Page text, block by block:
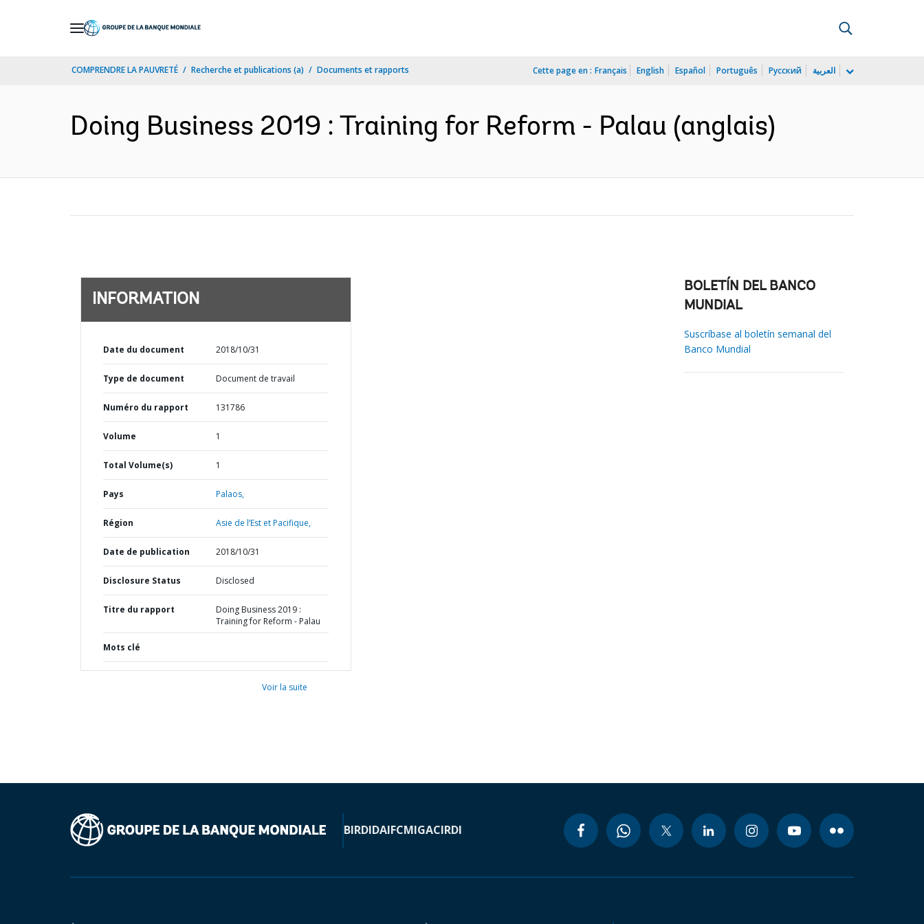
COMPRENDRE LA PAUVRETÉ Recherche et publications (a) Documents et rapports Cette page en : Français English Español Português Русский العربية
Doing Business 2019 : Training for Reform - Palau (anglais)
INFORMATION
Date du document 2018/10/31
Type de document Document de travail
Numéro du rapport 131786
Volume 1
Total Volume(s) 1
Pays Palaos,
Région Asie de l’Est et Pacifique,
Date de publication 2018/10/31
Disclosure Status Disclosed
Titre du rapport
Doing Business 2019 :
Training for Reform - Palau
Mots clé
Voir la suite
BOLETÍN DEL BANCO
MUNDIAL
Suscríbase al boletín semanal del
Banco Mundial
BIRDIDAIFCMIGACIRDI